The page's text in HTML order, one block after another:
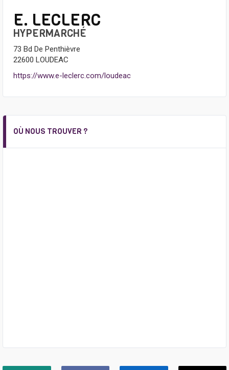
E. LECLERC
HYPERMARCHÉ
73 Bd De Penthièvre
22600 LOUDEAC
https://www.e-leclerc.com/loudeac
OÙ NOUS TROUVER ?